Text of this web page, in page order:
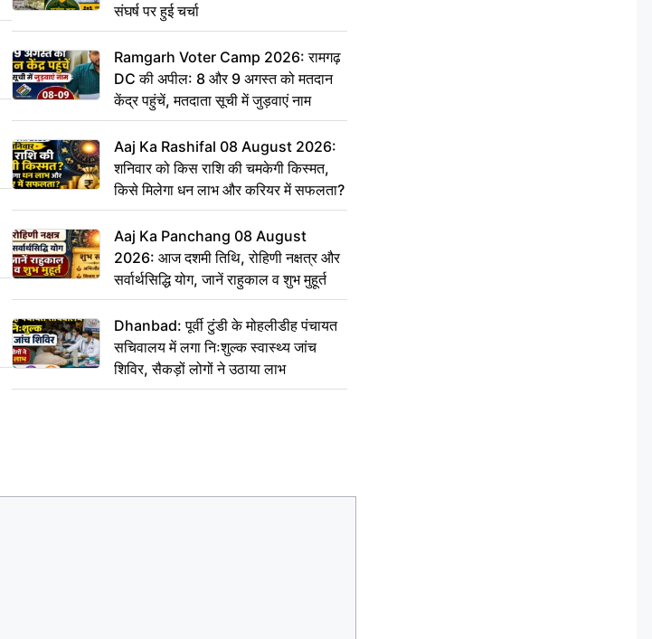
संघर्ष पर हुई चर्चा
Ramgarh Voter Camp 2026: रामगढ़
DC की अपील: 8 और 9 अगस्त को मतदान
केंद्र पहुंचें, मतदाता सूची में जुड़वाएं नाम
Aaj Ka Rashifal 08 August 2026:
शनिवार को किस राशि की चमकेगी किस्मत,
किसे मिलेगा धन लाभ और करियर में सफलता?
Aaj Ka Panchang 08 August
2026: आज दशमी तिथि, रोहिणी नक्षत्र और
सर्वार्थसिद्धि योग, जानें राहुकाल व शुभ मुहूर्त
Dhanbad: पूर्वी टुंडी के मोहलीडीह पंचायत
सचिवालय में लगा निःशुल्क स्वास्थ्य जांच
शिविर, सैकड़ों लोगों ने उठाया लाभ